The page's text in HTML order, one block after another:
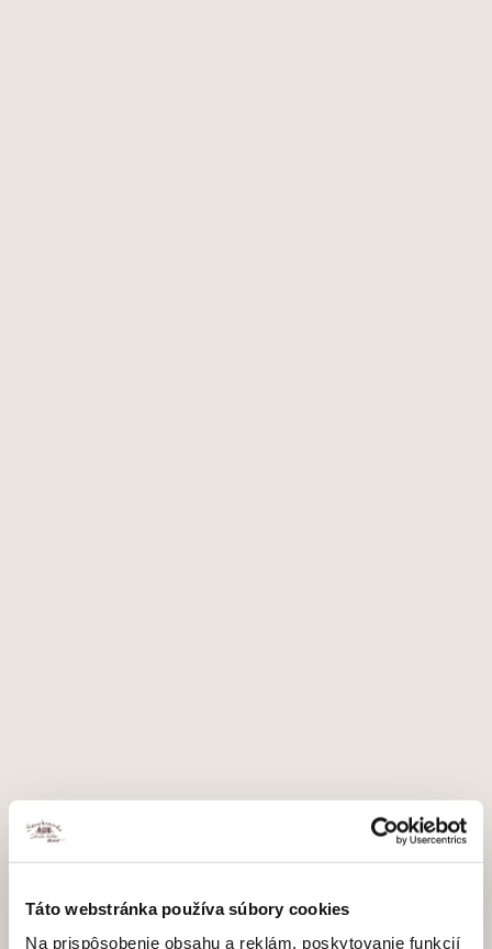
Táto webstránka používa súbory cookies
Na prispôsobenie obsahu a reklám, poskytovanie funkcií